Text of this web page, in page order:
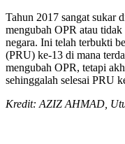
Tahun 2017 sangat sukar
mengubah OPR atau
negara. Ini telah terbukti
(PRU) ke-13 di mana
mengubah OPR, tetapi
sehinggalah selesai PRU
Kredit: AZIZ AHMAD,